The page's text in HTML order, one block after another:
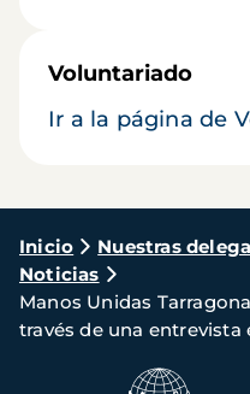
Voluntariado
Ir a la página de
Ruta
de
navegación
Inicio Nuestras
Noticias
Manos Unidas
través de una entrevista